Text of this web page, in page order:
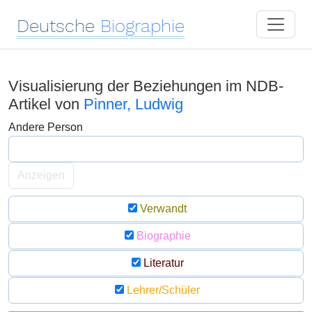
Deutsche Biographie
Visualisierung der Beziehungen im NDB-
Artikel von Pinner, Ludwig
Andere Person
Anzeigen
Verwandt
Biographie
Literatur
Lehrer/Schüler